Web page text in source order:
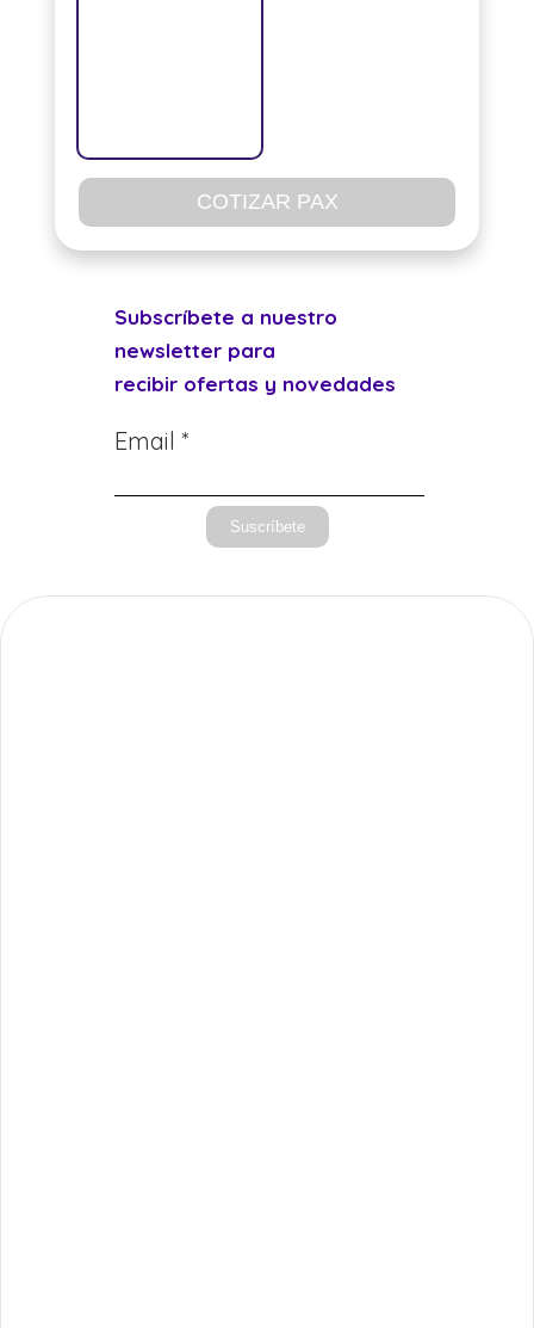
COTIZAR PAX
Subscríbete a nuestro
newsletter para
recibir ofertas y novedades
Email *
Suscríbete